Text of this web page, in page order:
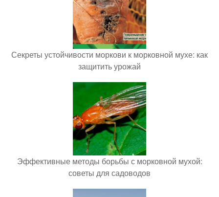
Секреты устойчивости моркови к морковной мухе: как
защитить урожай
Эффективные методы борьбы с морковной мухой:
советы для садоводов